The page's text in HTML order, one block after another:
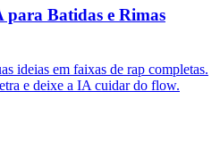
para Batidas e Rimas
ideias em faixas de rap completas.
e deixe a IA cuidar do flow.